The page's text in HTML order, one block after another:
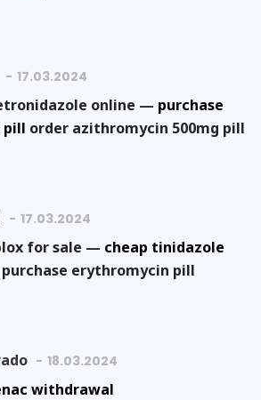
17.03.2024
online — purchase
pill order azithromycin 500mg pill
17.03.2024
for sale — cheap tinidazole
purchase erythromycin pill
18.03.2024
withdrawal